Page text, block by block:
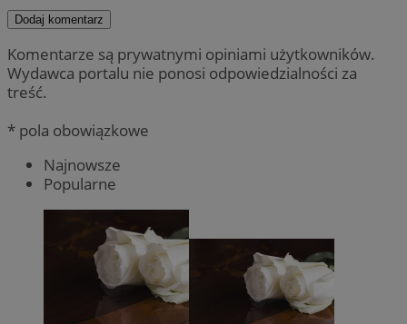
Dodaj komentarz
Komentarze są prywatnymi opiniami użytkowników.
Wydawca portalu nie ponosi odpowiedzialności za
treść.
* pola obowiązkowe
Najnowsze
Popularne